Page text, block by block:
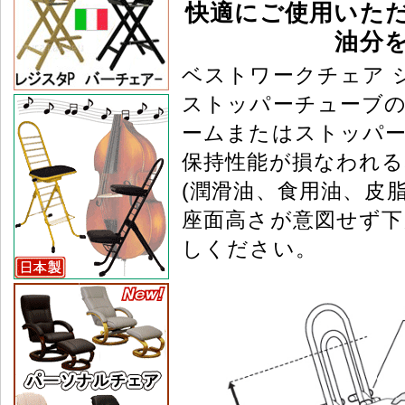
快適にご使用いた
油分
ベストワークチェア
ストッパーチューブ
ームまたはストッパ
保持性能が損なわれ
(潤滑油、食用油、皮
座面高さが意図せず
しください。